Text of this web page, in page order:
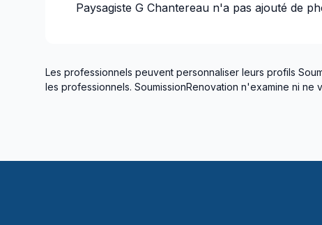
Paysagiste G Chantereau n'a pas ajouté de
Les professionnels peuvent personnaliser leurs profils
les professionnels. SoumissionRenovation n'examine ni ne